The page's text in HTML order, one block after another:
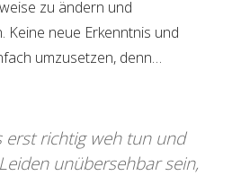
zu ändern und
Keine neue Erkenntnis und
umzusetzen, denn…
erst richtig weh tun und
unübersehbar sein,